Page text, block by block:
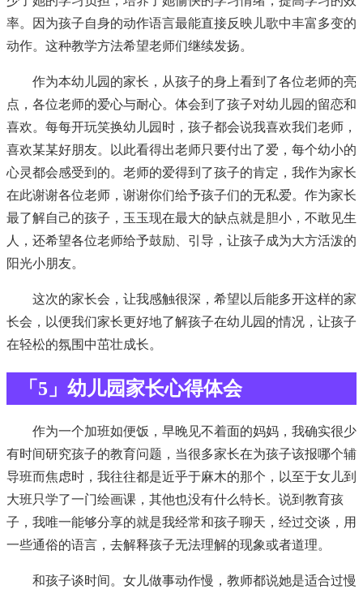
率。因为孩子自身的动作语言最能直接反映儿歌中丰富多变的
动作。这种教学方法希望老师们继续发扬。
作为本幼儿园的家长，从孩子的身上看到了各位老师的亮
点，各位老师的爱心与耐心。体会到了孩子对幼儿园的留恋和
喜欢。每每开玩笑换幼儿园时，孩子都会说我喜欢我们老师，
喜欢某某好朋友。以此看得出老师只要付出了爱，每个幼小的
心灵都会感受到的。老师的爱得到了孩子的肯定，我作为家长
在此谢谢各位老师，谢谢你们给予孩子们的无私爱。作为家长
最了解自己的孩子，玉玉现在最大的缺点就是胆小，不敢见生
人，还希望各位老师给予鼓励、引导，让孩子成为大方活泼的
阳光小朋友。
这次的家长会，让我感触很深，希望以后能多开这样的家
长会，以便我们家长更好地了解孩子在幼儿园的情况，让孩子
在轻松的氛围中茁壮成长。
「5」幼儿园家长心得体会
作为一个加班如便饭，早晚见不着面的妈妈，我确实很少
有时间研究孩子的教育问题，当很多家长在为孩子该报哪个辅
导班而焦虑时，我往往都是近乎于麻木的那个，以至于女儿到
大班只学了一门绘画课，其他也没有什么特长。说到教育孩
子，我唯一能够分享的就是我经常和孩子聊天，经过交谈，用
一些通俗的语言，去解释孩子无法理解的现象或者道理。
和孩子谈时间。女儿做事动作慢，教师都说她是适合过慢